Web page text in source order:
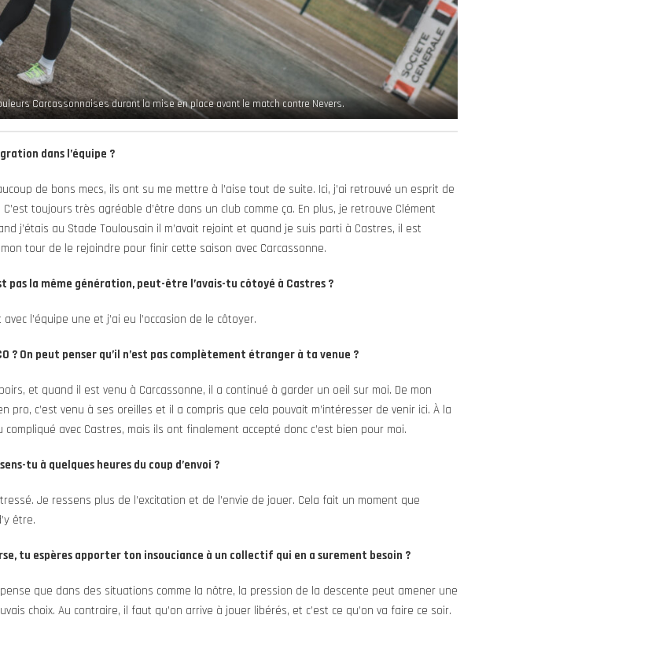
Carcassonnaises durant la mise en place avant le match contre Nevers.
dans l’équipe ?
de bons mecs, ils ont su me mettre à l’aise tout de suite. Ici, j’ai retrouvé un esprit de
toujours très agréable d’être dans un club comme ça. En plus, je retrouve Clément
j’étais au Stade Toulousain il m’avait rejoint et quand je suis parti à Castres, il est
tour de le rejoindre pour finir cette saison avec Carcassonne.
pas la même génération, peut-être l’avais-tu côtoyé à Castres ?
l’équipe une et j’ai eu l’occasion de le côtoyer.
? On peut penser qu’il n’est pas complètement étranger à ta venue ?
et quand il est venu à Carcassonne, il a continué à garder un oeil sur moi. De mon
pro, c’est venu à ses oreilles et il a compris que cela pouvait m’intéresser de venir ici. À la
avec Castres, mais ils ont finalement accepté donc c’est bien pour moi.
tu à quelques heures du coup d’envoi ?
Je ressens plus de l’excitation et de l’envie de jouer. Cela fait un moment que
être.
tu espères apporter ton insouciance à un collectif qui en a surement besoin ?
que dans des situations comme la nôtre, la pression de la descente peut amener une
choix. Au contraire, il faut qu’on arrive à jouer libérés, et c’est ce qu’on va faire ce soir.